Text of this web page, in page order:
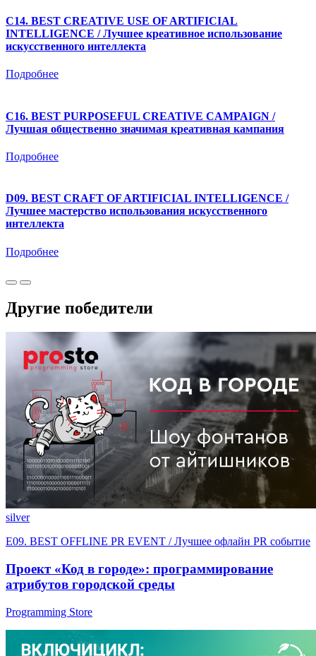
C14. BEST CREATIVE USE OF ARTIFICIAL
INTELLIGENCE / Лучшее креативное использование
искусственного интеллекта
Подробнее
C16. BEST PURPOSEFUL CREATIVE CAMPAIGN /
Лучшая общественно значимая креативная кампания
Подробнее
D09. BEST CRAFT OF ARTIFICIAL INTELLIGENCE /
Лучшее мастерство использования искусственного
интеллекта
Подробнее
Другие победители
silver
E09. BEST OFFLINE PR EVENT / Лучшее офлайн PR событие
Проект «Код в городе»: программирование
атрибутов городской среды
Programming Store